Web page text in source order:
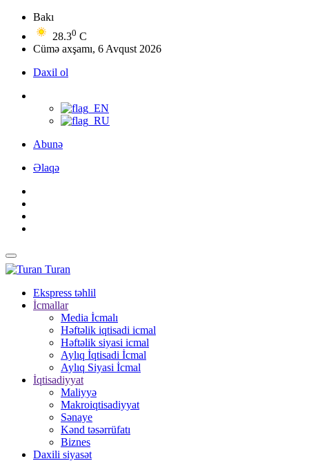
Bakı
28.30 C
Cümə axşamı, 6 Avqust 2026
Daxil ol
Abunə
Əlaqə
Turan
Ekspress təhlil
İcmallar
Media İcmalı
Həftəlik iqtisadi icmal
Həftəlik siyasi icmal
Aylıq İqtisadi İcmal
Aylıq Siyasi İcmal
İqtisadiyyat
Maliyyə
Makroiqtisadiyyat
Sənaye
Kənd təsərrüfatı
Biznes
Daxili siyasət